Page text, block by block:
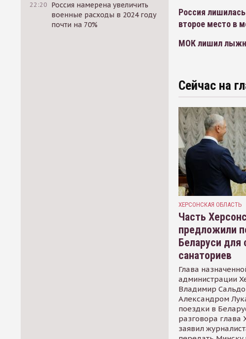
22:20 Россия намерена увеличить
военные расходы в 2024 году
почти на 70%
Россия
второе место в
МОК лишил
Сейчас на
ХЕРСОНСКАЯ ОБЛАСТЬ
Часть
предложили
Беларуси для
санаториев
Глава
администрации
Владимир Сальдо
Александром
поездки в
разговора глава
заявил